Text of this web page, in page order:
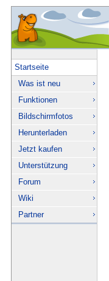
Startseite
Was ist neu
Funktionen
Bildschirmfotos
Herunterladen
Jetzt kaufen
Unterstützung
Forum
Wiki
Partner